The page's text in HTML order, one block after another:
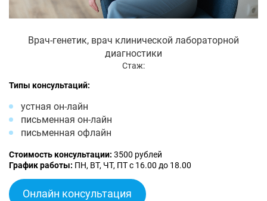
Врач-генетик, врач клинической лабораторной
диагностики
Стаж:
Типы консультаций:
устная он-лайн
письменная он-лайн
письменная офлайн
Стоимость консультации: 3500 рублей
График работы: ПН, ВТ, ЧТ, ПТ с 16.00 до 18.00
Онлайн консультация